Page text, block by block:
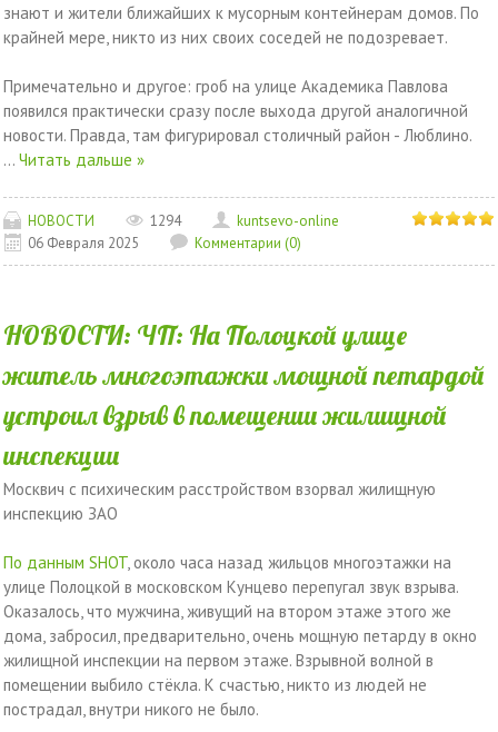
знают и жители ближайших к мусорным контейнерам домов. По
крайней мере, никто из них своих соседей не подозревает.
Примечательно и другое: гроб на улице Академика Павлова
появился практически сразу после выхода другой аналогичной
новости. Правда, там фигурировал столичный район - Люблино.
... Читать дальше »
НОВОСТИ 1294
kuntsevo-online
06 Февраля 2025
Комментарии (0)
НОВОСТИ: ЧП: На Полоцкой улице
житель многоэтажки мощной петардой
устроил взрыв в помещении жилищной
инспекции
Москвич с психическим расстройством взорвал жилищную
инспекцию ЗАО
По данным SHOT, около часа назад жильцов многоэтажки на
улице Полоцкой в московском Кунцево перепугал звук взрыва.
Оказалось, что мужчина, живущий на втором этаже этого же
дома, забросил, предварительно, очень мощную петарду в окно
жилищной инспекции на первом этаже. Взрывной волной в
помещении выбило стёкла. К счастью, никто из людей не
пострадал, внутри никого не было.